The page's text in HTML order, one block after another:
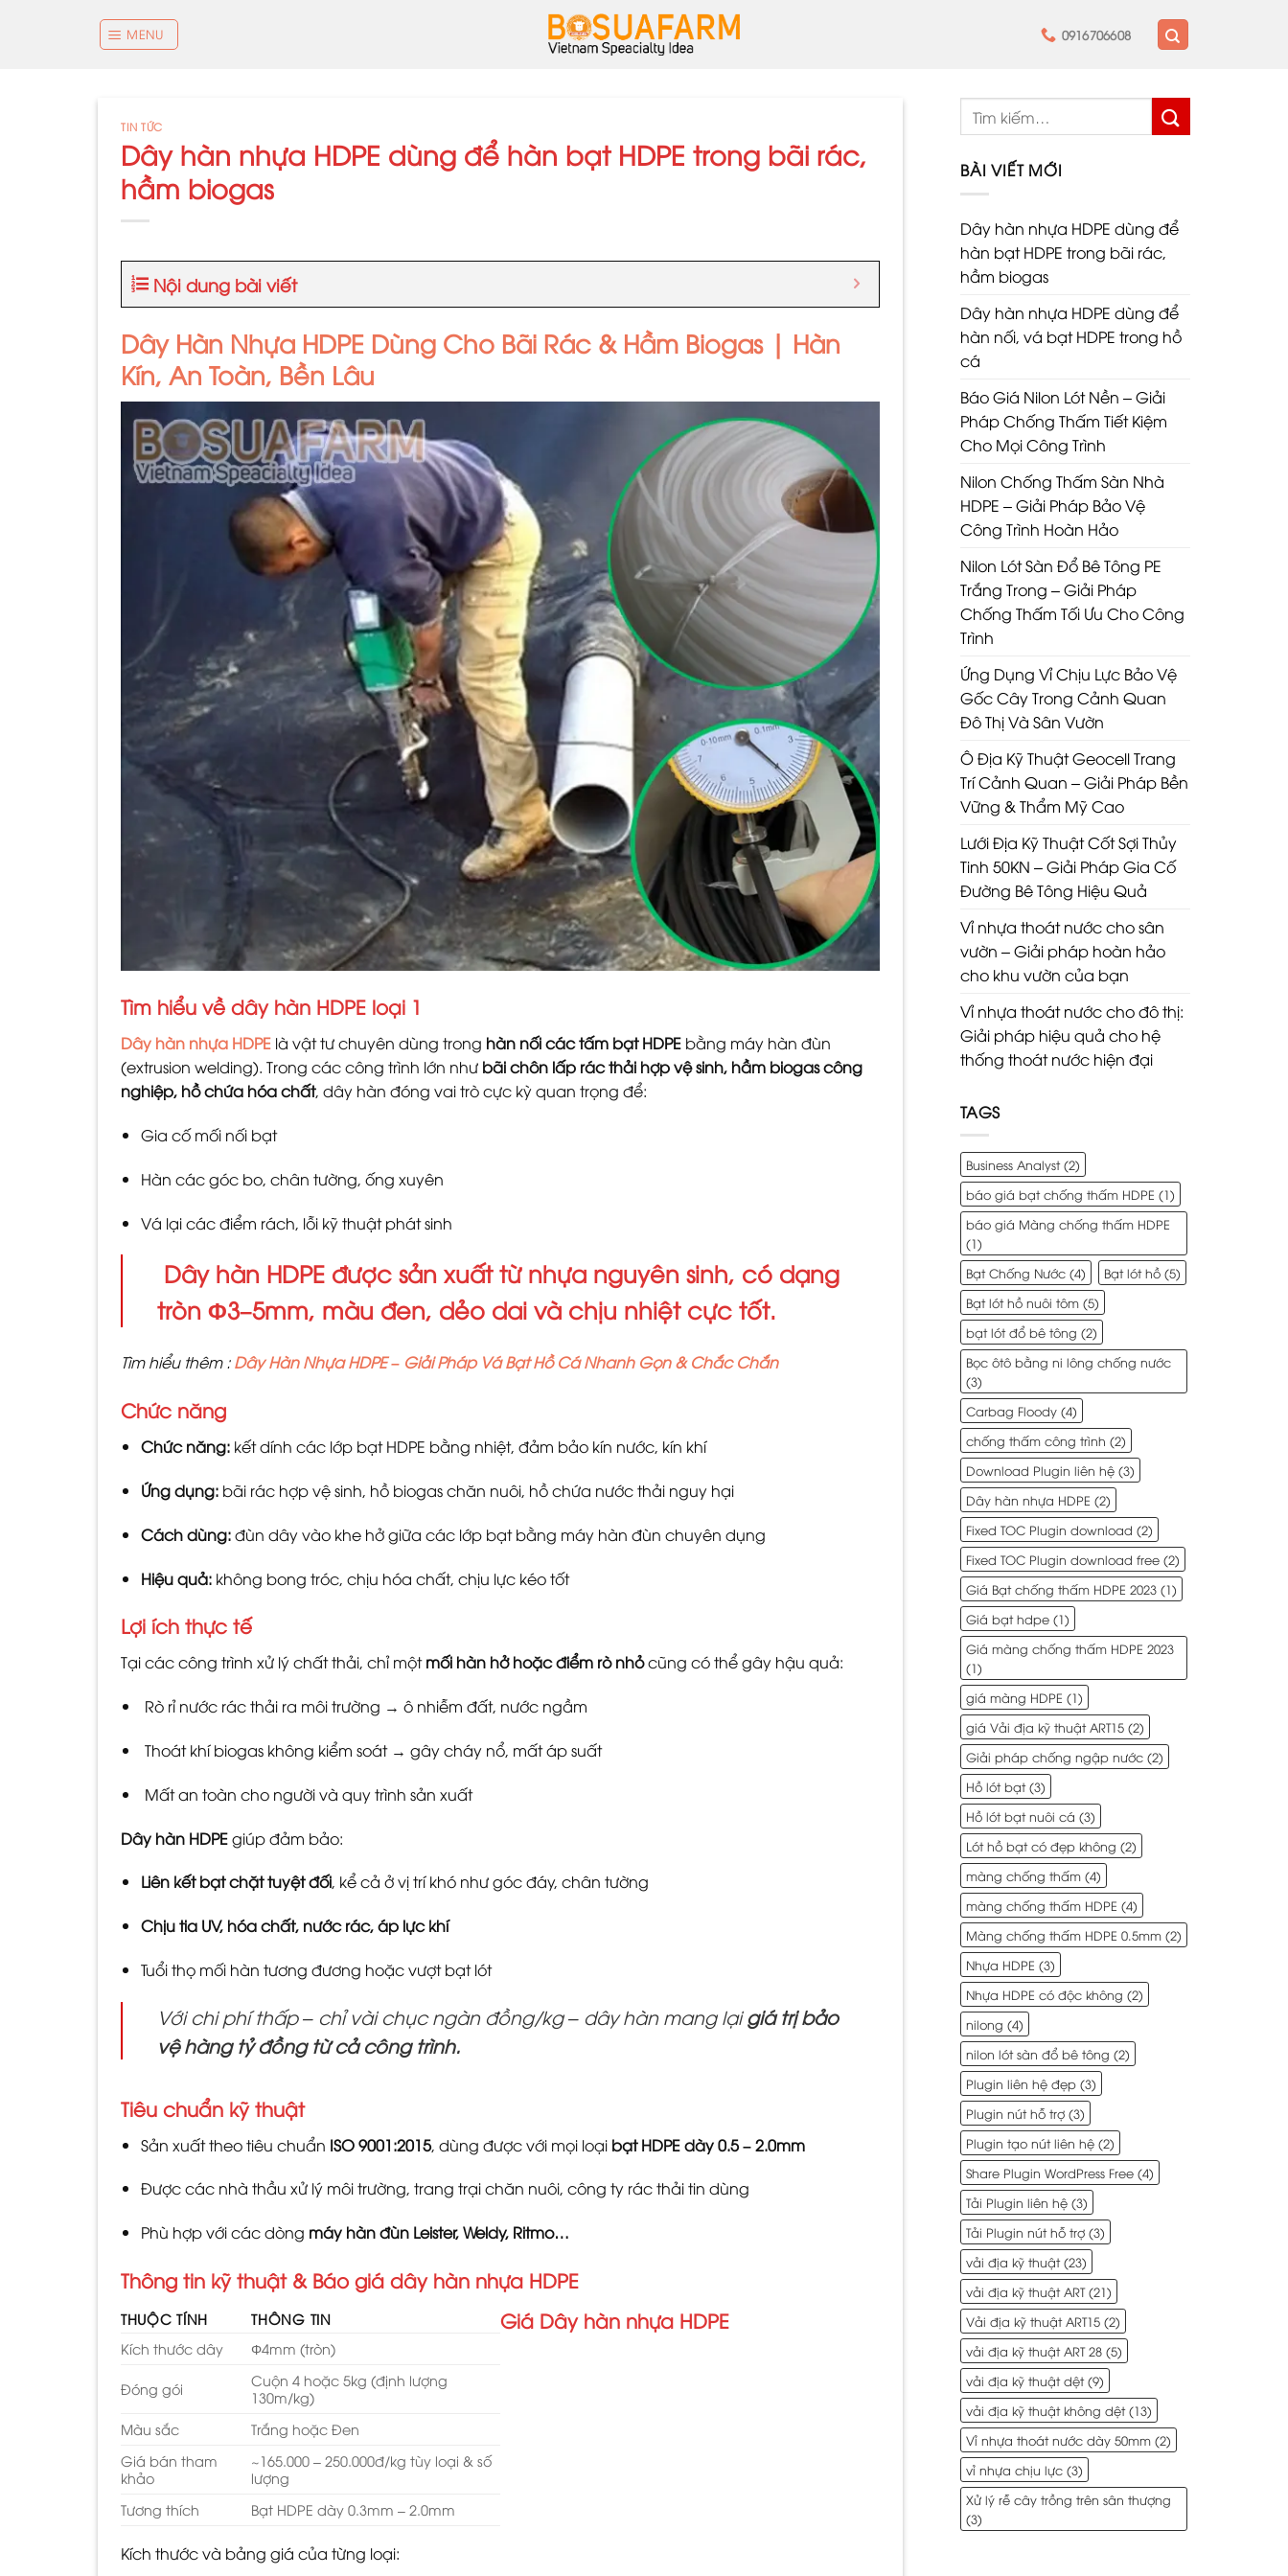
MENU 0916706608
TIN TỨC
Dây hàn nhựa HDPE dùng để hàn bạt HDPE trong bãi rác,
hầm biogas
Nội dung bài viết
Dây Hàn Nhựa HDPE Dùng Cho Bãi Rác & Hầm Biogas | Hàn
Kín, An Toàn, Bền Lâu
Tìm hiểu về dây hàn HDPE loại 1
Dây hàn nhựa HDPE là vật tư chuyên dùng trong hàn nối các tấm bạt HDPE bằng máy hàn đùn
(extrusion welding). Trong các công trình lớn như bãi chôn lấp rác thải hợp vệ sinh, hầm biogas công
nghiệp, hồ chứa hóa chất, dây hàn đóng vai trò cực kỳ quan trọng để:
Gia cố mối nối bạt
Hàn các góc bo, chân tường, ống xuyên
Vá lại các điểm rách, lỗi kỹ thuật phát sinh
Dây hàn HDPE được sản xuất từ nhựa nguyên sinh, có dạng
tròn Φ3–5mm, màu đen, dẻo dai và chịu nhiệt cực tốt.
Tìm hiểu thêm :Dây Hàn Nhựa HDPE – Giải Pháp Vá Bạt Hồ Cá Nhanh Gọn & Chắc Chắn
Chức năng
Chức năng:kết dính các lớp bạt HDPE bằng nhiệt, đảm bảo kín nước, kín khí
Ứng dụng:bãi rác hợp vệ sinh, hồ biogas chăn nuôi, hồ chứa nước thải nguy hại
Cách dùng:đùn dây vào khe hở giữa các lớp bạt bằng máy hàn đùn chuyên dụng
Hiệu quả:không bong tróc, chịu hóa chất, chịu lực kéo tốt
Lợi ích thực tế
Tại các công trình xử lý chất thải, chỉ mộtmối hàn hở hoặc điểm rò nhỏcũng có thể gây hậu quả:
Rò rỉ nước rác thải ra môi trường → ô nhiễm đất, nước ngầm
Thoát khí biogas không kiểm soát → gây cháy nổ, mất áp suất
Mất an toàn cho người và quy trình sản xuất
Dây hàn HDPEgiúp đảm bảo:
Liên kết bạt chặt tuyệt đối, kể cả ở vị trí khó như góc đáy, chân tường
Chịu tia UV, hóa chất, nước rác, áp lực khí
Tuổi thọ mối hàn tương đương hoặc vượt bạt lót
Với chi phí thấp – chỉ vài chục ngàn đồng/kg – dây hàn mang lạigiá trị bảo
vệ hàng tỷ đồng từ cả công trình.
Tiêu chuẩn kỹ thuật
Sản xuất theo tiêu chuẩn ISO 9001:2015, dùng được với mọi loại bạt HDPE dày 0.5 – 2.0mm
Được các nhà thầu xử lý môi trường, trang trại chăn nuôi, công ty rác thải tin dùng
Phù hợp với các dòng máy hàn đùn Leister, Weldy, Ritmo…
Thông tin kỹ thuật & Báo giá dây hàn nhựa HDPE
THUỘC TÍNH
THÔNG TIN
Kích thước dây
Φ4mm (tròn)
Đóng gói
Cuộn 4 hoặc 5kg (định lượng
130m/kg)
Màu sắc
Trắng hoặc Đen
Giá bán tham
khảo
~165.000 – 250.000đ/kg tùy loại & số
lượng
Tương thích
Bạt HDPE dày 0.3mm – 2.0mm
Giá Dây hàn nhựa HDPE
Kích thước và bảng giá của từng loại:
BÀI VIẾT MỚI
Dây hàn nhựa HDPE dùng để
hàn bạt HDPE trong bãi rác,
hầm biogas
Dây hàn nhựa HDPE dùng để
hàn nối, vá bạt HDPE trong hồ
cá
Báo Giá Nilon Lót Nền – Giải
Pháp Chống Thấm Tiết Kiệm
Cho Mọi Công Trình
Nilon Chống Thấm Sàn Nhà
HDPE – Giải Pháp Bảo Vệ
Công Trình Hoàn Hảo
Nilon Lót Sàn Đổ Bê Tông PE
Trắng Trong – Giải Pháp
Chống Thấm Tối Ưu Cho Công
Trình
Ứng Dụng Vỉ Chịu Lực Bảo Vệ
Gốc Cây Trong Cảnh Quan
Đô Thị Và Sân Vườn
Ô Địa Kỹ Thuật Geocell Trang
Trí Cảnh Quan – Giải Pháp Bền
Vững & Thẩm Mỹ Cao
Lưới Địa Kỹ Thuật Cốt Sợi Thủy
Tinh 50KN – Giải Pháp Gia Cố
Đường Bê Tông Hiệu Quả
Vỉ nhựa thoát nước cho sân
vườn – Giải pháp hoàn hảo
cho khu vườn của bạn
Vỉ nhựa thoát nước cho đô thị:
Giải pháp hiệu quả cho hệ
thống thoát nước hiện đại
TAGS
Business Analyst(2)
báo giá bạt chống thấm HDPE (1)
báo giá Màng chống thấm HDPE
(1)
Bạt Chống Nước (4) Bạt lót hồ (5)
Bạt lót hồ nuôi tôm (5)
bạt lót đổ bê tông (2)
Bọc ôtô bằng ni lông chống nước
(3)
Carbag Floody (4)
chống thấm công trình (2)
Download Plugin liên hệ (3)
Dây hàn nhựa HDPE (2)
Fixed TOC Plugin download (2)
Fixed TOC Plugin download free (2)
Giá Bạt chống thấm HDPE 2023 (1)
Giá bạt hdpe (1)
Giá màng chống thấm HDPE 2023
(1)
giá màng HDPE (1)
giá Vải địa kỹ thuật ART15 (2)
Giải pháp chống ngập nước (2)
Hồ lót bạt(3)
Hồ lót bạt nuôi cá (3)
Lót hồ bạt có đẹp không (2)
màng chống thấm (4)
màng chống thấm HDPE (4)
Màng chống thấm HDPE 0.5mm (2)
Nhựa HDPE (3)
Nhựa HDPE có độc không (2)
nilong (4)
nilon lót sàn đổ bê tông (2)
Plugin liên hệ đẹp (3)
Plugin nút hỗ trợ (3)
Plugin tạo nút liên hệ (2)
Share Plugin WordPress Free (4)
Tải Plugin liên hệ (3)
Tải Plugin nút hỗ trợ (3)
vải địa kỹ thuật(23)
vải địa kỹ thuật ART(21)
Vải địa kỹ thuật ART15 (2)
vải địa kỹ thuật ART 28 (5)
vải địa kỹ thuật dệt(9)
vải địa kỹ thuật không dệt(13)
Vỉ nhựa thoát nước dày 50mm (2)
vỉ nhựa chịu lực (3)
Xử lý rễ cây trồng trên sân thượng
(3)